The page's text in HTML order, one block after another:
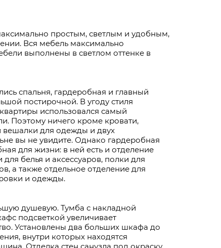
простым, светлым и удобным,
Вся мебель максимально
выполнены в светлом оттенке в
спальня, гардеробная и главный
постирочной. В угоду стиля
использовался самый
Поэтому ничего кроме кровати,
для одежды и двух
вы не увидите. Однако гардеробная
для жизни: в ней есть и отделение
белья и аксессуаров, полки для
а также отдельное отделение для
и одежды.
душевую. Тумба с накладной
подсветкой увеличивает
Установлены два больших шкафа до
внутри которых находятся